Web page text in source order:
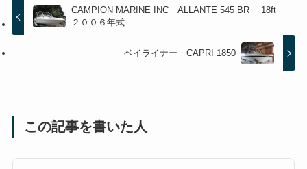
CAMPION MARINE INC ALLANTE 545 BR 18ft
２００６年式
ベイライナー CAPRI 1850
この記事を書いた人